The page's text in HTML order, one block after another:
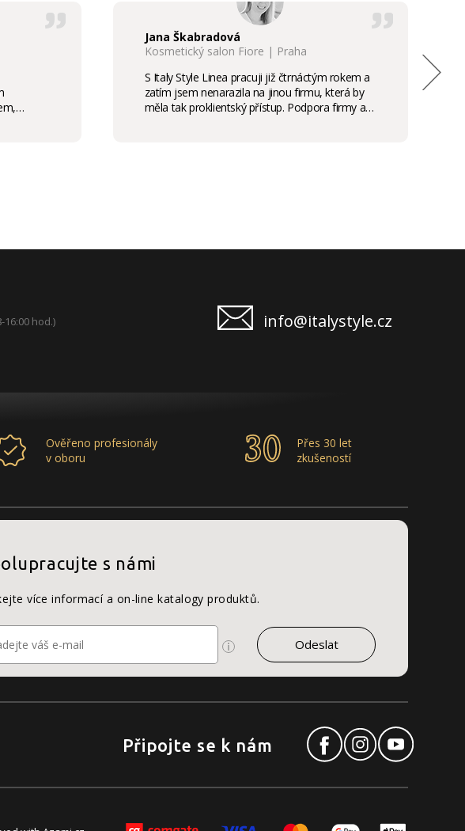
po těch
Jana Škabradová
Kosmetický salon Fiore | Praha
S Italy Style Linea pracuji již čtrnáctým rokem a
zatím jsem nenarazila na jinou firmu, která by
měla tak proklientský přístup. Podpora firmy a
16:00 hod.) info@italystyle.cz
Ověřeno profesionály
v oboru
Přes 30 let
zkušeností
s námi
více informací a on-line katalogy produktů.
Připojte se k nám